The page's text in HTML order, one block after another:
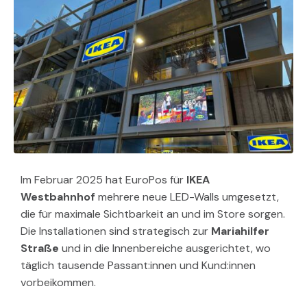
Im Februar 2025 hat EuroPos für IKEA
Westbahnhof mehrere neue LED-Walls umgesetzt,
die für maximale Sichtbarkeit an und im Store sorgen.
Die Installationen sind strategisch zur Mariahilfer
Straße und in die Innenbereiche ausgerichtet, wo
täglich tausende Passant:innen und Kund:innen
vorbeikommen.